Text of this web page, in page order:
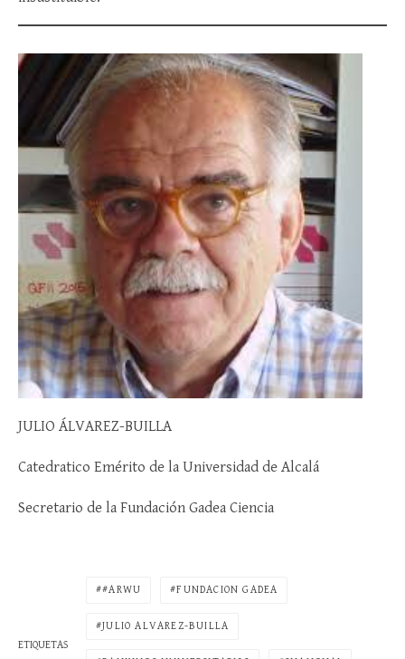
JULIO ÁLVAREZ-BUILLA
Catedratico Emérito de la Universidad de Alcalá
Secretario de la Fundación Gadea Ciencia
ETIQUETAS
#ARWU FUNDACION GADEA
JULIO ALVAREZ-BUILLA